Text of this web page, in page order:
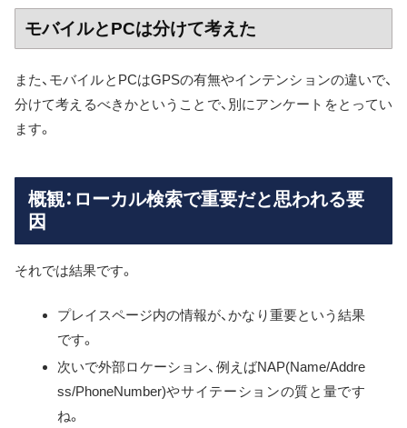
モバイルとPCは分けて考えた
また、モバイルとPCはGPSの有無やインテンションの違いで、
分けて考えるべきかということで、別にアンケートをとってい
ます。
概観：ローカル検索で重要だと思われる要
因
それでは結果です。
プレイスページ内の情報が、かなり重要という結果
です。
次いで外部ロケーション、例えばNAP(Name/Addre
ss/PhoneNumber)やサイテーションの質と量です
ね。